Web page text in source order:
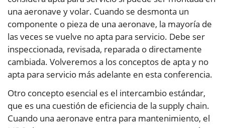
una aeronave y volar. Cuando se desmonta un
componente o pieza de una aeronave, la mayoría de
las veces se vuelve no apta para servicio. Debe ser
inspeccionada, revisada, reparada o directamente
cambiada. Volveremos a los conceptos de apta y no
apta para servicio más adelante en esta conferencia.
Otro concepto esencial es el intercambio estándar,
que es una cuestión de eficiencia de la supply chain.
Cuando una aeronave entra para mantenimiento, el